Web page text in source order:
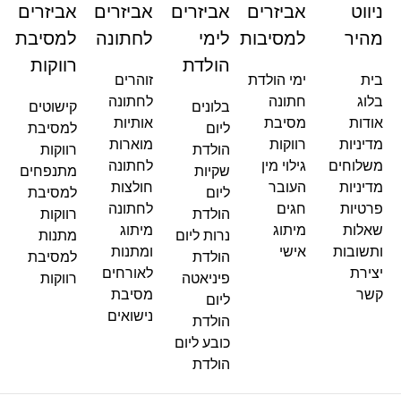
ניווט
מהיר
בית
בלוג
אודות
מדיניות
משלוחים
מדיניות
פרטיות
שאלות
ותשובות
יצירת
קשר
אביזרים
למסיבות
ימי הולדת
חתונה
מסיבת
רווקות
גילוי מין
העובר
חגים
מיתוג
אישי
אביזרים
לימי
הולדת
בלונים
ליום
הולדת
שקיות
ליום
הולדת
נרות ליום
הולדת
פיניאטה
ליום
הולדת
כובע ליום
הולדת
אביזרים
לחתונה
זוהרים
לחתונה
אותיות
מוארות
לחתונה
חולצות
לחתונה
מיתוג
ומתנות
לאורחים
מסיבת
נישואים
אביזרים
למסיבת
רווקות
קישוטים
למסיבת
רווקות
מתנפחים
למסיבת
רווקות
מתנות
למסיבת
רווקות